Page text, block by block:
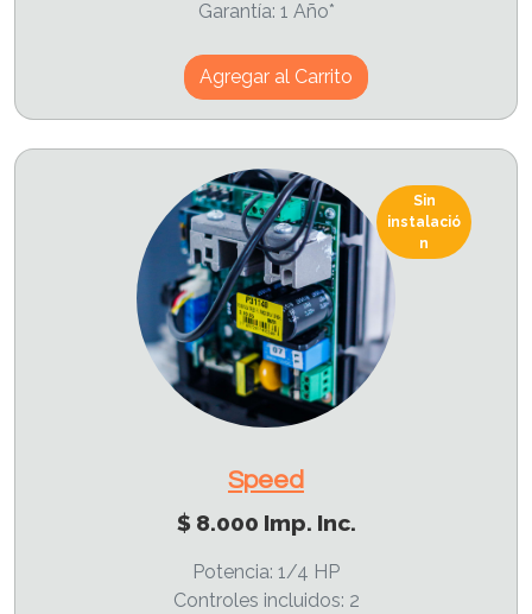
Garantía: 1 Año*
Agregar al Carrito
Sin
instalació
n
Speed
$ 8.000 Imp. Inc.
Potencia: 1/4 HP
Controles incluidos: 2